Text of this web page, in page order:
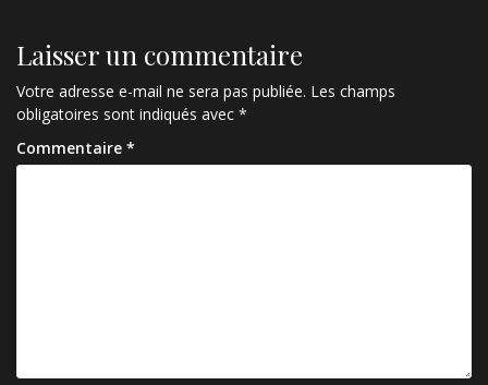
Laisser un commentaire
Votre adresse e-mail ne sera pas publiée. Les champs
obligatoires sont indiqués avec *
Commentaire *